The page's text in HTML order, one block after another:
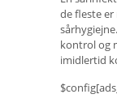
de fleste
kontrol og
imidlertid